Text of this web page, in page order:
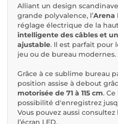
Alliant un design
grande polyvalence, l’Arena
réglage électrique de la
intelligente des câbles et
ajustable. Il est parfait pour
jeu ou de bureau modernes.
Grâce à ce sublime bureau
position assise à debout
motorisée de 71 à 115 cm.
possibilité d'enregistrez
Vous pouvez aussi
l’écran LED.